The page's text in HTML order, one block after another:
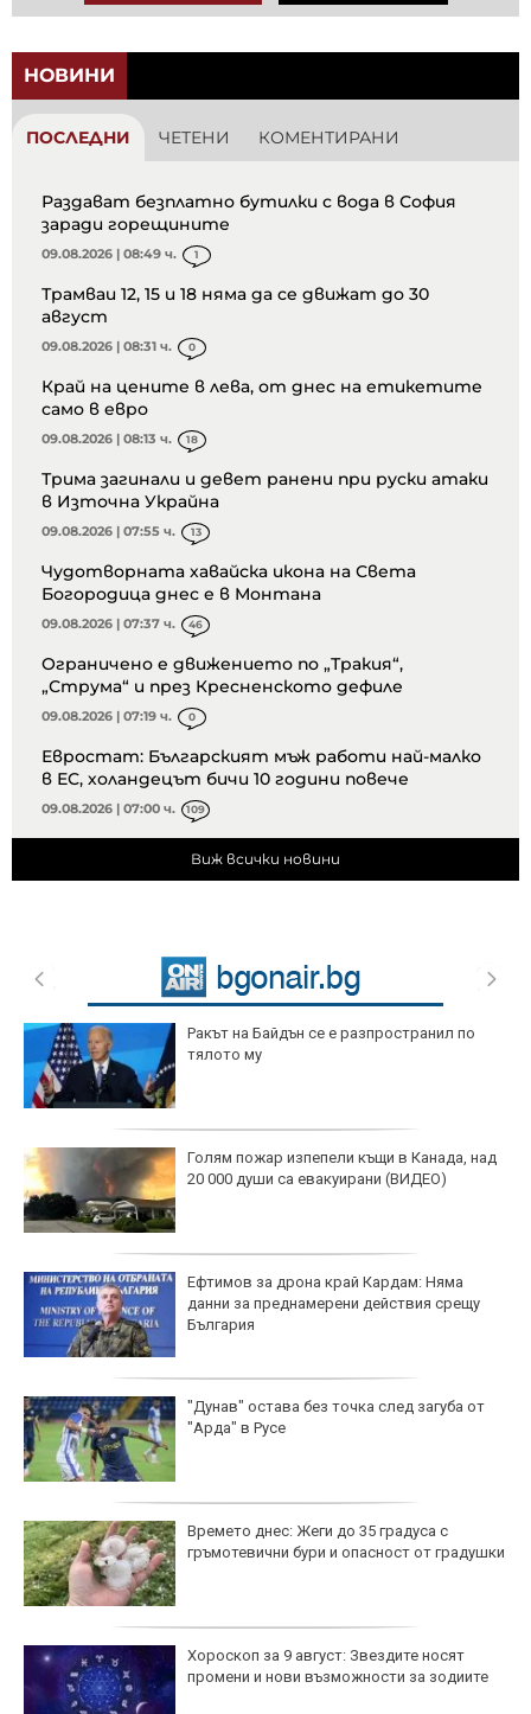
НОВИНИ
ПОСЛЕДНИ ЧЕТЕНИ КОМЕНТИРАНИ
Раздават безплатно бутилки с вода в София
заради горещините
09.08.2026 | 08:49 ч. 1
Трамваи 12, 15 и 18 няма да се движат до 30
август
09.08.2026 | 08:31 ч. 0
Край на цените в лева, от днес на етикетите
само в евро
09.08.2026 | 08:13 ч. 18
Трима загинали и девет ранени при руски атаки
в Източна Украйна
09.08.2026 | 07:55 ч. 13
Чудотворната хавайска икона на Света
Богородица днес е в Монтана
09.08.2026 | 07:37 ч. 46
Ограничено е движението по „Тракия“,
„Струма“ и през Кресненското дефиле
09.08.2026 | 07:19 ч. 0
Евростат: Българският мъж работи най-малко
в ЕС, холандецът бичи 10 години повече
09.08.2026 | 07:00 ч. 109
Виж всички новини
Ракът на Байдън се е разпространил по
тялото му
Голям пожар изпепели къщи в Канада, над
20 000 души са евакуирани (ВИДЕО)
Ефтимов за дрона край Кардам: Няма
данни за преднамерени действия срещу
България
"Дунав" остава без точка след загуба от
"Арда" в Русе
Времето днес: Жеги до 35 градуса с
гръмотевични бури и опасност от градушки
Хороскоп за 9 август: Звездите носят
промени и нови възможности за зодиите